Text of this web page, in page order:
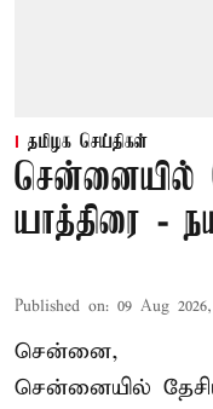
தமிழக செய்திகள்
சென்னையில்
யாத்திரை -
Published on: 09 Aug
சென்னை,
சென்னையில்